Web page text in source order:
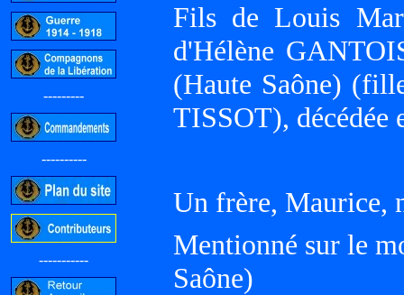
---------
----------
-----------
Fils de Louis
d'Hélène
(Haute Saône)
TISSOT), décédée
Un frère, Maurice,
Mentionné sur le
Saône)